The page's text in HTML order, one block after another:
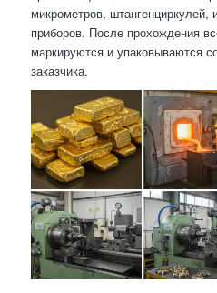
микрометров, штангенциркулей,
приборов. После прохождения
маркируются и упаковываются
заказчика.